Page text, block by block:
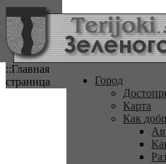
::Главная
страница
Город
Карта
Как